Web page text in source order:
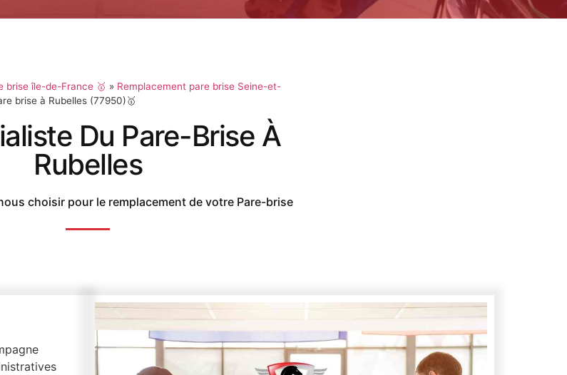
brise île-de-France 🥇 » Remplacement pare brise Seine-et-
brise à Rubelles (77950)🥇
Du Pare-Brise À
Rubelles
choisir pour le remplacement de votre Pare-brise